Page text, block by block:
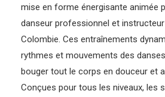
mise en forme énergisante animée
danseur professionnel et instructeur
Colombie. Ces entraînements
rythmes et mouvements des
bouger tout le corps en douceur et
Conçues pour tous les niveaux, les